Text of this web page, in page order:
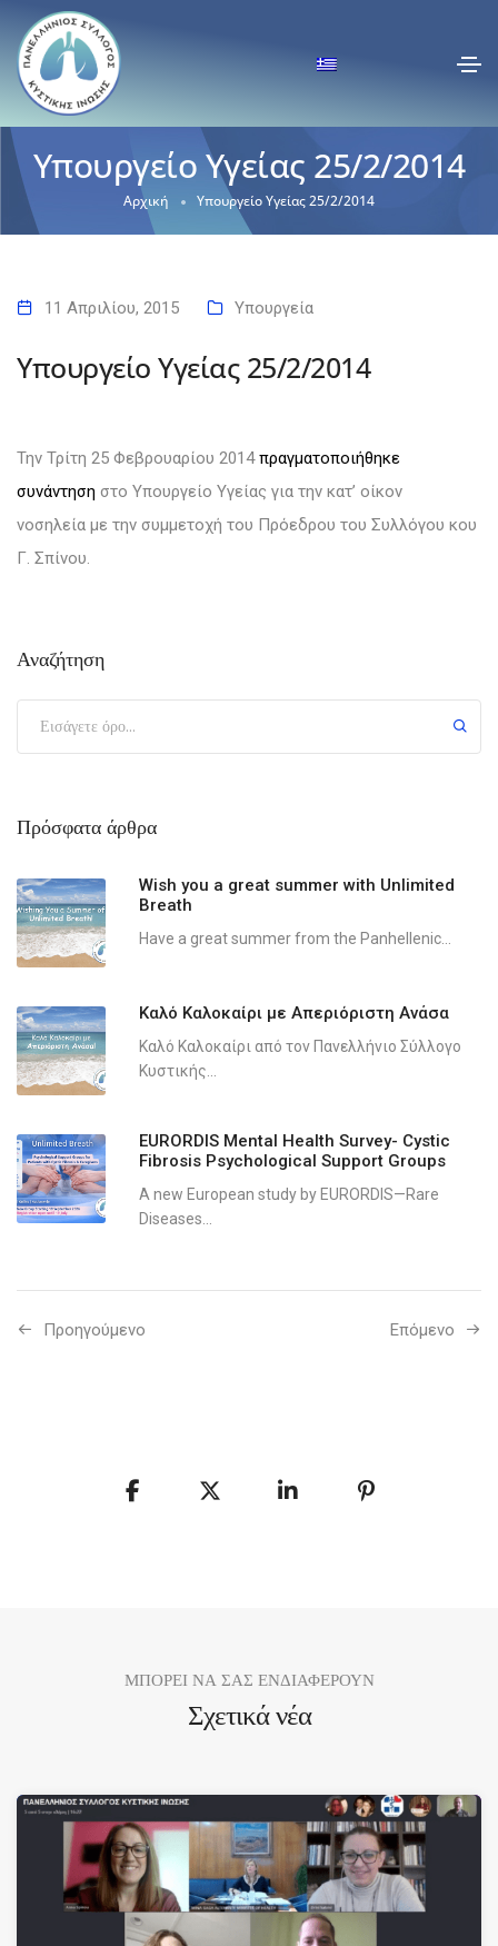
Υπουργείο Υγείας 25/2/2014
Αρχική Υπουργείο Υγείας 25/2/2014
11 Απριλίου, 2015 Υπουργεία
Υπουργείο Υγείας 25/2/2014
Την Τρίτη 25 Φεβρουαρίου 2014πραγματοποιήθηκε
συνάντηση στο Υπουργείο Υγείας για την κατ’ οίκον
νοσηλεία με την συμμετοχή του Πρόεδρου του Συλλόγου κου
Γ. Σπίνου.
Αναζήτηση
Πρόσφατα άρθρα
Wish you a great summer with Unlimited
Breath
Have a great summer from the Panhellenic...
Καλό Καλοκαίρι με Απεριόριστη Ανάσα
Καλό Καλοκαίρι από τον Πανελλήνιο Σύλλογο
Κυστικής...
EURORDIS Mental Health Survey- Cystic
Fibrosis Psychological Support Groups
A new European study by EURORDIS—Rare
Diseases...
Προηγούμενo Επόμενο
ΜΠΟΡΕΙ ΝΑ ΣΑΣ ΕΝΔΙΑΦΕΡΟΥΝ
Σχετικά νέα